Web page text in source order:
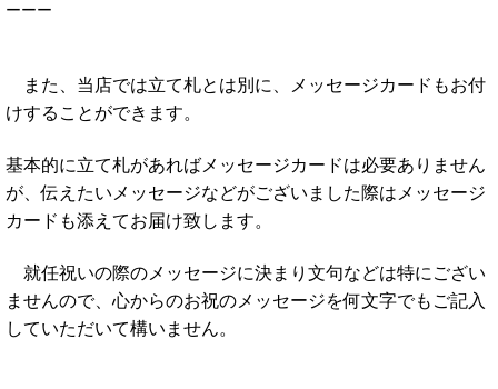
ーーー
また、当店では立て札とは別に、メッセージカードもお付
けすることができます。
基本的に立て札があればメッセージカードは必要ありません
が、伝えたいメッセージなどがございました際はメッセージ
カードも添えてお届け致します。
就任祝いの際のメッセージに決まり文句などは特にござい
ませんので、心からのお祝のメッセージを何文字でもご記入
していただいて構いません。